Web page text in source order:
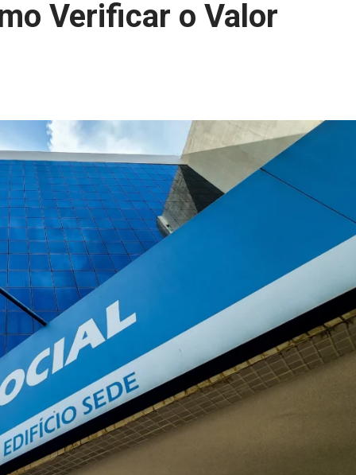
Verificar o Valor